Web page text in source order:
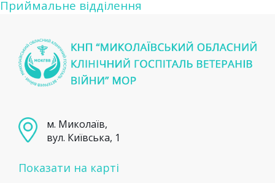
записів
Приймальне відділення
м. Миколаїв,
вул. Київська, 1
Показати на карті